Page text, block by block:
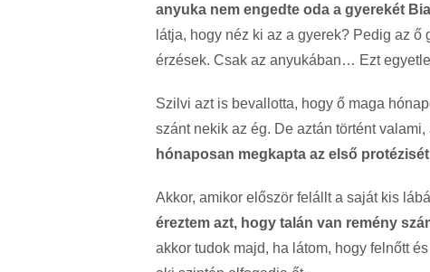
anyuka nem engedte oda a gyerekét
látja, hogy néz ki az a gyerek? Pedig az
érzések. Csak az anyukában… Ezt
Szilvi azt is bevallotta, hogy ő maga
szánt nekik az ég. De aztán történt
hónaposan megkapta az első
Akkor, amikor először felállt a saját kis
éreztem azt, hogy talán van remény
akkor tudok majd, ha látom, hogy felnőtt